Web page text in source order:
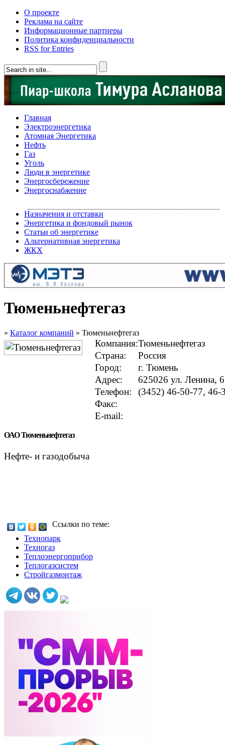
О проекте
Реклама на сайте
Информационные партнеры
Политика конфиденциальности
RSS for Entries
Главная
Электроэнергетика
Атомная Энергетика
Нефть
Газ
Уголь
Люди в энергетике
Энергосбережение
Энергоснабжение
Назначения и отставки
Энергетика и фондовый рынок
Статьи об энергетике
Альтернативная энергетика
ЖКХ
Тюменьнефтегаз
» Каталог компаний » Тюменьнефтегаз
Компания:Тюменьнефтегаз
Страна:
Россия
Город:
г. Тюмень
Адрес:
625026 ул. Ленина,
Телефон:
(3452) 46-50-77, 46-
Факс:
E-mail:
ОАО Тюменьнефтегаз
Нефте- и газодобыча
Ссылки по теме:
Технопарк
Техногаз
Теплоэнергоприбор
Теплогазсистем
Стройгазмонтаж